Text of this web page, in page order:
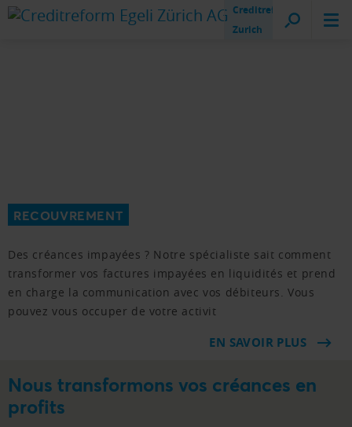
Creditreform
Zurich
RECOUVREMENT
Des créances impayées ? Notre spécialiste sait comment
transformer vos factures impayées en liquidités et prend
en charge la communication avec vos débiteurs. Vous
pouvez vous occuper de votre activit
EN SAVOIR PLUS
Nous transformons vos créances en
profits